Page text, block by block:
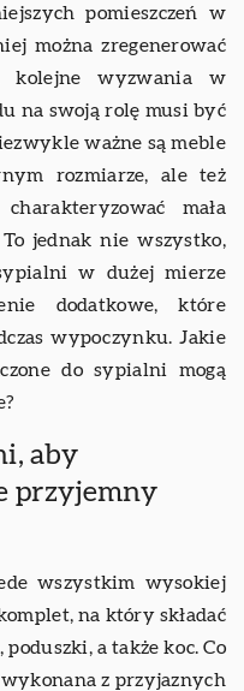
pomieszczeń w
można zregenerować
kolejne wyzwania w
na swoją rolę musi być
ważne są meble
rozmiarze, ale też
mała
jednak nie wszystko,
w dużej mierze
dodatkowe, które
wypoczynku. Jakie
do sypialni mogą
aby
przyjemny
wszystkim wysokiej
na który składać
poduszki, a także koc. Co
z przyjaznych